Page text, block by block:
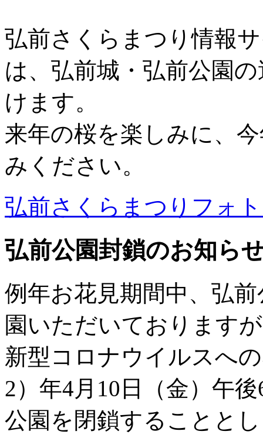
弘前さくらまつり情報
は、弘前城・弘前公園
けます。
来年の桜を楽しみに、
みください。
弘前さくらまつりフォ
弘前公園封鎖のお知ら
例年お花見期間中、弘
園いただいております
新型コロナウイルスへ
2）年4月10日（金）午
公園を閉鎖することと